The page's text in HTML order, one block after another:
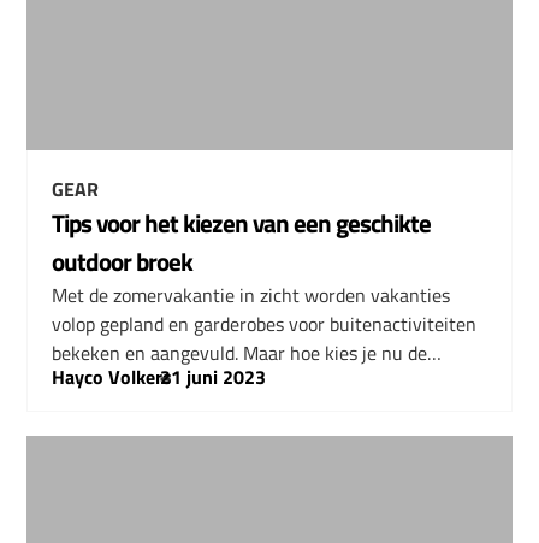
GEAR
Tips voor het kiezen van een geschikte
outdoor broek
Met de zomervakantie in zicht worden vakanties
volop gepland en garderobes voor buitenactiviteiten
bekeken en aangevuld. Maar hoe kies je nu de…
Hayco Volkers
–
21 juni 2023